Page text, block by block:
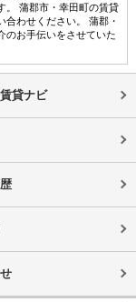
。 蒲郡市・幸田町の賃貸
わせください。 蒲郡・
のお手伝いをさせていた
貸ナビ